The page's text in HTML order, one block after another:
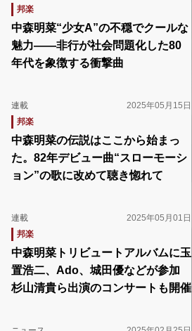
邦楽
中森明菜“少女A”の不穏でクールな
魅力――非行が社会問題化した80
年代を象徴する衝撃曲
連載
2025年05月15日
邦楽
中森明菜の伝説はここから始まっ
た。82年デビュー曲“スローモーシ
ョン”の歌に改めて聴き惚れて
連載
2025年05月01日
邦楽
中森明菜トリビュートアルバムに玉
置浩二、Ado、城田優などが参加
杉山清貴ら出演のコンサートも開催